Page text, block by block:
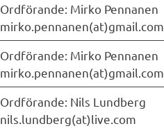
Ordförande: Mirko Pennanen
mirko.pennanen(at)gmail.com
Ordförande: Mirko Pennanen
mirko.pennanen(at)gmail.com
Ordförande: Nils Lundberg
nils.lundberg(at)live.com